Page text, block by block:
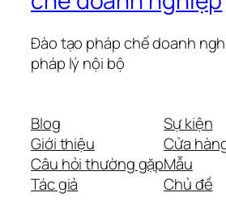
Đào tạo pháp chế doanh
pháp lý nội bộ
Blog
Giới thiệu
Câu hỏi thường gặp
Tác giả
Sự kiện
Cửa
Mẫu
Chủ đề